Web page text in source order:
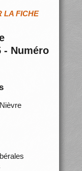
LA FICHE
- Numéro